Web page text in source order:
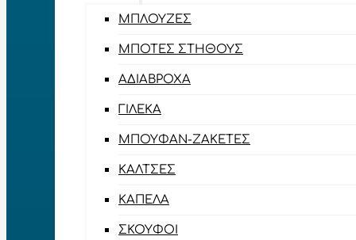
ΜΠΛΟΎΖΕΣ
ΜΠΌΤΕΣ ΣΤΉΘΟΥΣ
ΑΔΙΆΒΡΟΧΑ
ΓΙΛΈΚΑ
ΜΠΟΥΦΆΝ-ΖΑΚΈΤΕΣ
ΚΆΛΤΣΕΣ
ΚΑΠΈΛΑ
ΣΚΟΎΦΟΙ